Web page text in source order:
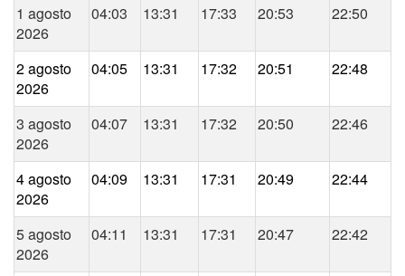
1 agosto
2026
04:03 13:31 17:33 20:53 22:50
2 agosto
2026
04:05 13:31 17:32 20:51 22:48
3 agosto
2026
04:07 13:31 17:32 20:50 22:46
4 agosto
2026
04:09 13:31 17:31 20:49 22:44
5 agosto
2026
04:11 13:31 17:31 20:47 22:42